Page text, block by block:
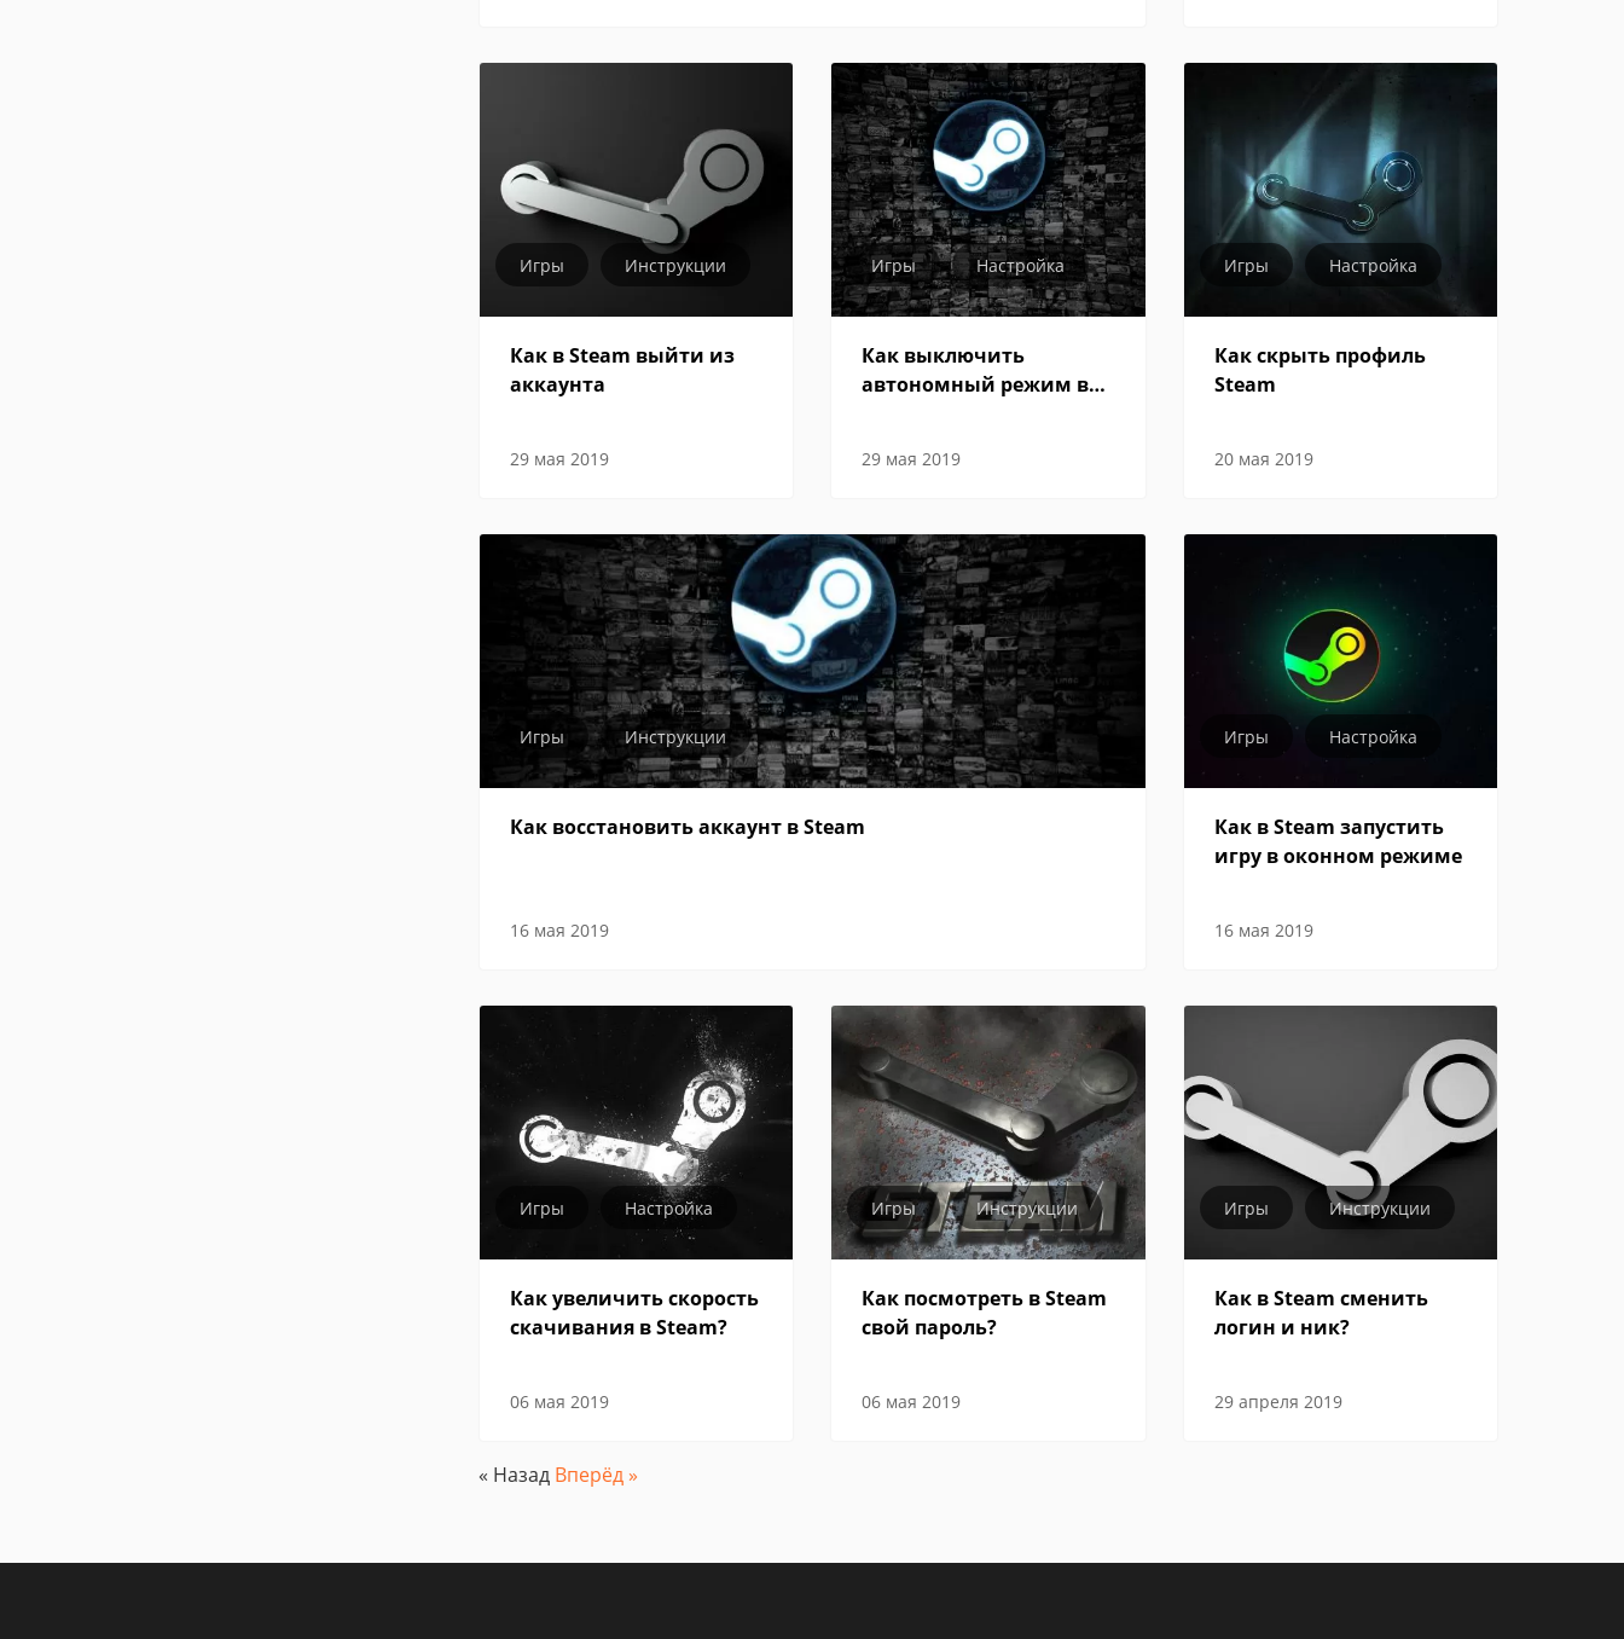
Игры Инструкции
Как в Steam выйти из
аккаунта
29 мая 2019
Игры Настройка
Как выключить
автономный режим в
29 мая 2019
Игры Настройка
Как скрыть профиль
Steam
20 мая 2019
Игры Инструкции
Как восстановить аккаунт в Steam
16 мая 2019
Игры Настройка
Как в Steam запустить
игру в оконном режиме
16 мая 2019
Игры Настройка
Как увеличить скорость
скачивания в Steam?
06 мая 2019
Игры Инструкции
Как посмотреть в Steam
свой пароль?
06 мая 2019
Игры Инструкции
Как в Steam сменить
логин и ник?
29 апреля 2019
« Назад Вперёд »